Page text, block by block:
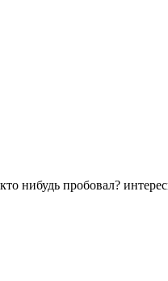
нибудь пробовал?